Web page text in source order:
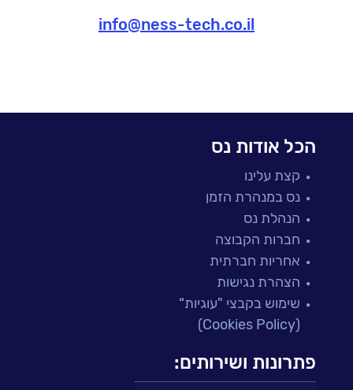
info@ness-tech.co.il
הכל אודות נס
קצת עלינו
נס במנהרת הזמן
הנהלת נס
חברות הקבוצה
אחריות חברתית
הצהרת נגישות
שימוש בקבצי "עוגיות“
(Cookies Policy)
פתרונות ושירותים: